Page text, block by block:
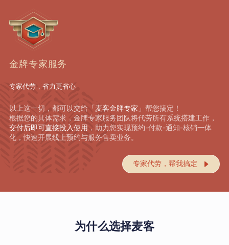
金牌专家服务
专家代劳，省力更省心
以上这一切，都可以交给「麦客金牌专家」 帮您搞定！
根据您的具体需求，金牌专家服务团队将代劳所有系统搭建工作，
交付后即可直接投入使用 ，助力您实现预约-付款-通知-核销一体
化，快速开展线上预约与服务售卖业务。
专家代劳，帮我搞定 
为什么选择麦客